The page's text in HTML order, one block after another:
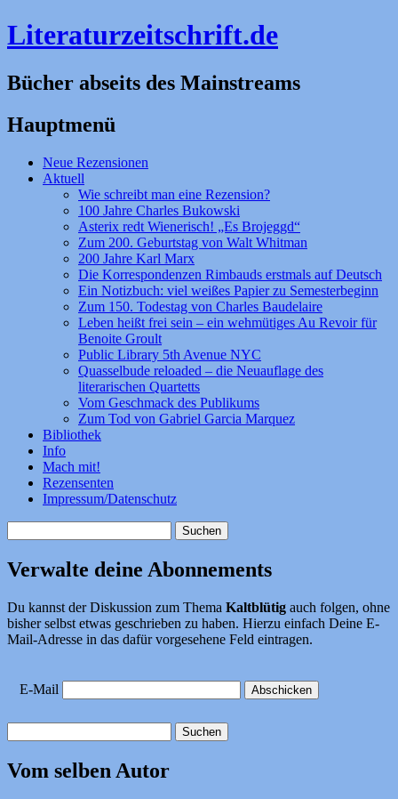
Literaturzeitschrift.de
Bücher abseits des Mainstreams
Hauptmenü
Zum
Inhalt
Neue Rezensionen
Aktuell
Wie schreibt man eine Rezension?
100 Jahre Charles Bukowski
Asterix redt Wienerisch! „Es Brojeggd“
Zum 200. Geburtstag von Walt Whitman
200 Jahre Karl Marx
Die Korrespondenzen Rimbauds erstmals auf Deutsch
Ein Notizbuch: viel weißes Papier zu Semesterbeginn
Zum 150. Todestag von Charles Baudelaire
Leben heißt frei sein – ein wehmütiges Au Revoir für
Benoite Groult
Public Library 5th Avenue NYC
Quasselbude reloaded – die Neuauflage des
literarischen Quartetts
Vom Geschmack des Publikums
Zum Tod von Gabriel Garcia Marquez
Bibliothek
Info
Mach mit!
Rezensenten
Impressum/Datenschutz
nach:
Verwalte deine Abonnements
Du kannst der Diskussion zum Thema Kaltblütig auch folgen, ohne
bisher selbst etwas geschrieben zu haben. Hierzu einfach Deine E-
Mail-Adresse in das dafür vorgesehene Feld eintragen.
E-Mail
nach:
Vom selben Autor